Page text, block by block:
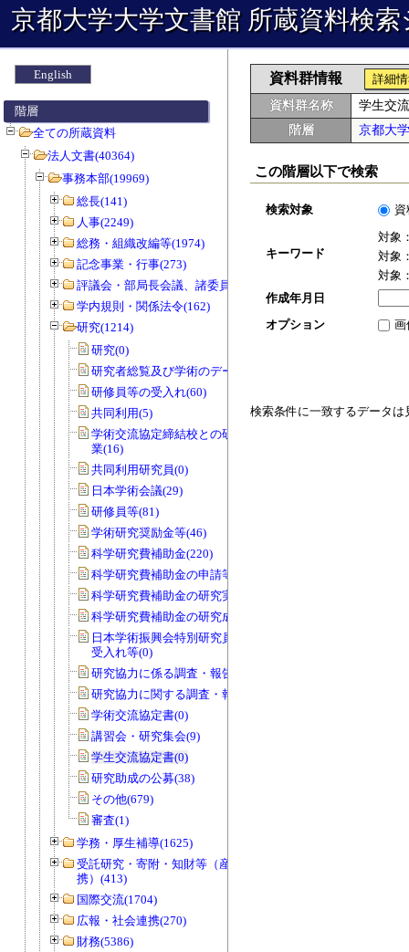
京都大学大学文書館 所蔵資料検
English
階層
全ての所蔵資料
法人文書(40364)
事務本部(19969)
総長(141)
人事(2249)
総務・組織改編等(1974)
記念事業・行事(273)
評議会・部局長会議、諸委員会等(1466)
学内規則・関係法令(162)
研究(1214)
研究(0)
研究者総覧及び学術のデータベース(0)
研修員等の受入れ(60)
共同利用(5)
学術交流協定締結校との研究者交流事
業(16)
共同利用研究員(0)
日本学術会議(29)
研修員等(81)
学術研究奨励金等(46)
科学研究費補助金(220)
科学研究費補助金の申請等(9)
科学研究費補助金の研究実績報告書(0)
科学研究費補助金の研究成果報告書(0)
日本学術振興会特別研究員の申請及び
受入れ等(0)
研究協力に係る調査・報告等(6)
研究協力に関する調査・報告等(15)
学術交流協定書(0)
講習会・研究集会(9)
学生交流協定書(0)
研究助成の公募(38)
その他(679)
審査(1)
学務・厚生補導(1625)
受託研究・寄附・知財等（産官学連
携）(413)
国際交流(1704)
広報・社会連携(270)
財務(5386)
資料群情報
詳細
資料群名称
学生交
階層
京都大
この階層以下で検索
検索対象 資
キーワード
対象
対象
対象
作成年月日
オプション
画
検索条件に一致するデータ